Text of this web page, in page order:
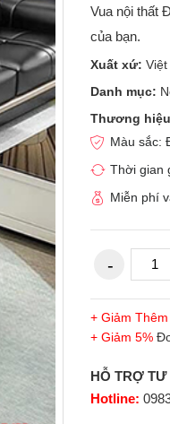
Vua nội thất
của bạn.
Xuất xứ: Việt
Danh mục:
Thương
Màu sắc:
Thời gian
Miễn phí
+ Giảm
+ Giảm 5%
HỖ TRỢ TƯ
Hotline: